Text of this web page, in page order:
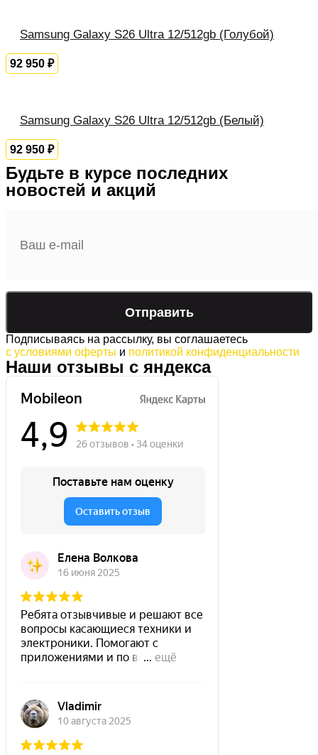
Samsung Galaxy S26 Ultra 12/512gb (Голубой)
92 950 ₽
Samsung Galaxy S26 Ultra 12/512gb (Белый)
92 950 ₽
Будьте в курсе последних
новостей и акций
Подписываясь на рассылку, вы соглашаетесь
с условиями оферты и политикой конфиденциальности
Наши отзывы с яндекса